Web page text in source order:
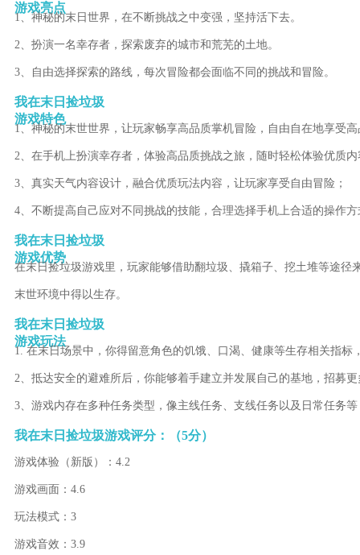
游戏亮点
1、神秘的末日世界，在不断挑战之中变强，坚持活下去。
2、扮演一名幸存者，探索废弃的城市和荒芜的土地。
3、自由选择探索的路线，每次冒险都会面临不同的挑战和冒险。
我在末日捡垃圾
游戏特色
1、神秘的末世世界，让玩家畅享高品质掌机冒险，自由自在地享受
2、在手机上扮演幸存者，体验高品质挑战之旅，随时轻松体验优质
3、真实天气内容设计，融合优质玩法内容，让玩家享受自由冒险；
4、不断提高自己应对不同挑战的技能，合理选择手机上合适的操作
我在末日捡垃圾
游戏优势
在末日捡垃圾游戏里，玩家能够借助翻垃圾、撬箱子、挖土堆等途
末世环境中得以生存。
我在末日捡垃圾
游戏玩法
1. 在末日场景中，你得留意角色的饥饿、口渴、健康等生存相关指
2、抵达安全的避难所后，你能够着手建立并发展自己的基地，招募
3、游戏内存在多种任务类型，像主线任务、支线任务以及日常任务
我在末日捡垃圾游戏评分：（5分）
游戏体验（新版）：4.2
游戏画面：4.6
玩法模式：3
游戏音效：3.9